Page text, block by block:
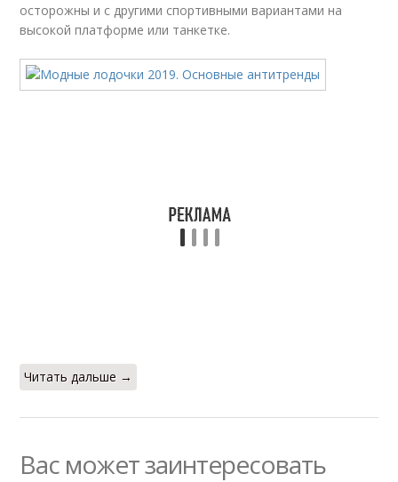
осторожны и с другими спортивными вариантами на
высокой платформе или танкетке.
Читать дальше →
Вас может заинтересовать